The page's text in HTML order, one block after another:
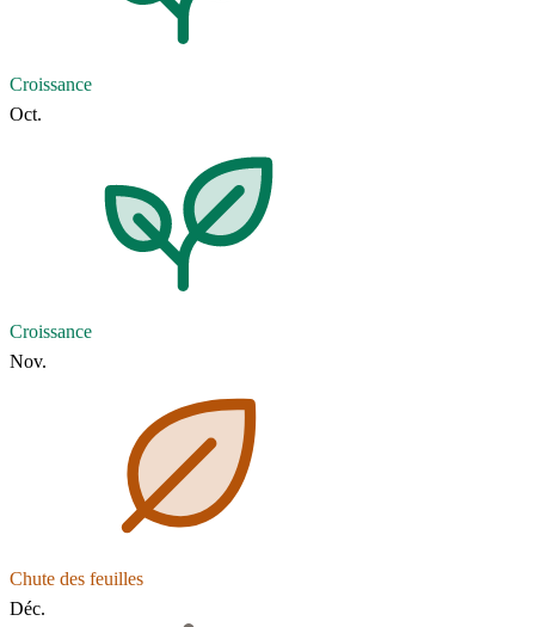
Croissance
Oct.
Croissance
Nov.
Chute des feuilles
Déc.